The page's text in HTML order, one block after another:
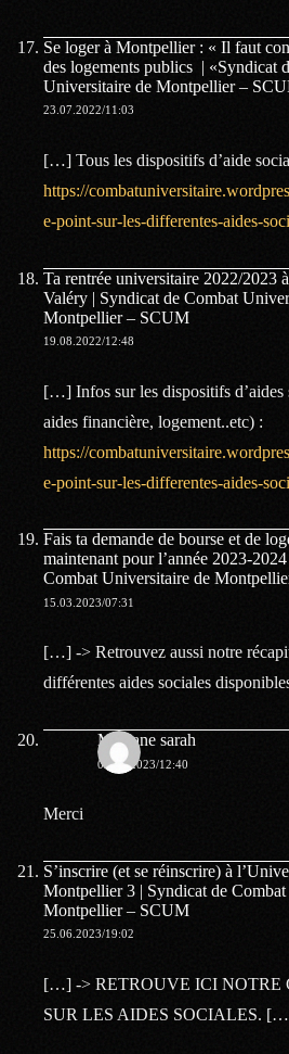
Se loger à Montpellier : « Il faut
des logements publics | «Syndicat
Universitaire de Montpellier –
23.07.2022/11:03
[…] Tous les dispositifs d’aide
https://
e-point-sur-les-differentes-aides-
Ta rentrée universitaire 2022/2023
Valéry | Syndicat de Combat
Montpellier – SCUM
19.08.2022/12:48
[…] Infos sur les dispositifs d’aides
aides financière, logement..etc) :
https://
e-point-sur-les-differentes-aides-
Fais ta demande de bourse et de
maintenant pour l’année 2023-
Combat Universitaire de
15.03.2023/07:31
[…] -> Retrouvez aussi notre
différentes aides sociales
Meziane sarah
05.05.2023/12:40
Merci
S’inscrire (et se réinscrire) à
Montpellier 3 | Syndicat de
Montpellier – SCUM
25.06.2023/19:02
[…] -> RETROUVE ICI NOTRE
SUR LES AIDES SOCIALES.